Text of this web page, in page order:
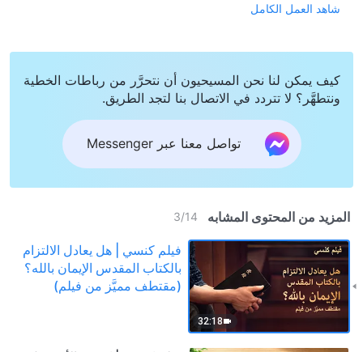
شاهد العمل الكامل
كيف يمكن لنا نحن المسيحيون أن نتحرَّر من رباطات الخطية
ونتطهَّر؟ لا تتردد في الاتصال بنا لتجد الطريق.
تواصل معنا عبر Messenger
المزيد من المحتوى المشابه 3/14
32:18
فيلم كنسي | هل يعادل الالتزام
بالكتاب المقدس الإيمان بالله؟
(مقتطف مميَّز من فيلم)